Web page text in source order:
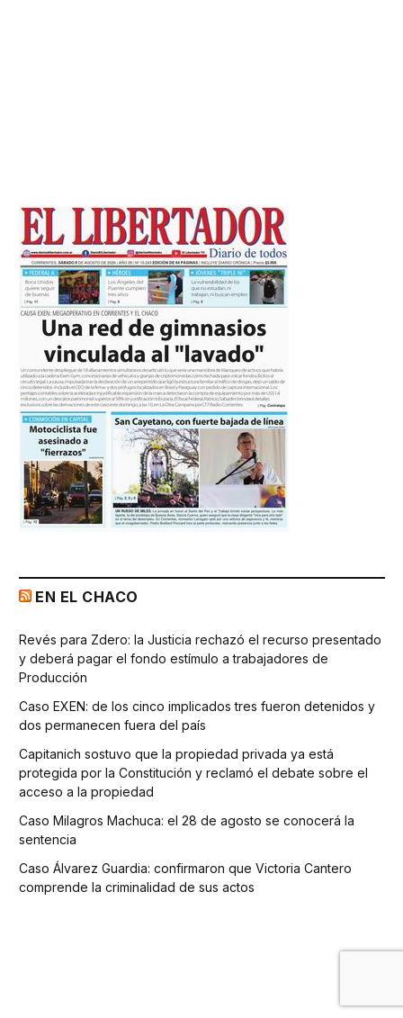
EN EL CHACO
Revés para Zdero: la Justicia rechazó el recurso presentado
y deberá pagar el fondo estímulo a trabajadores de
Producción
Caso EXEN: de los cinco implicados tres fueron detenidos y
dos permanecen fuera del país
Capitanich sostuvo que la propiedad privada ya está
protegida por la Constitución y reclamó el debate sobre el
acceso a la propiedad
Caso Milagros Machuca: el 28 de agosto se conocerá la
sentencia
Caso Álvarez Guardia: confirmaron que Victoria Cantero
comprende la criminalidad de sus actos